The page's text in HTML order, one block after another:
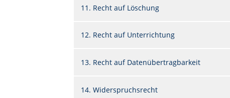
11. Recht auf Löschung
12. Recht auf Unterrichtung
13. Recht auf Datenübertragbarkeit
14. Widerspruchsrecht